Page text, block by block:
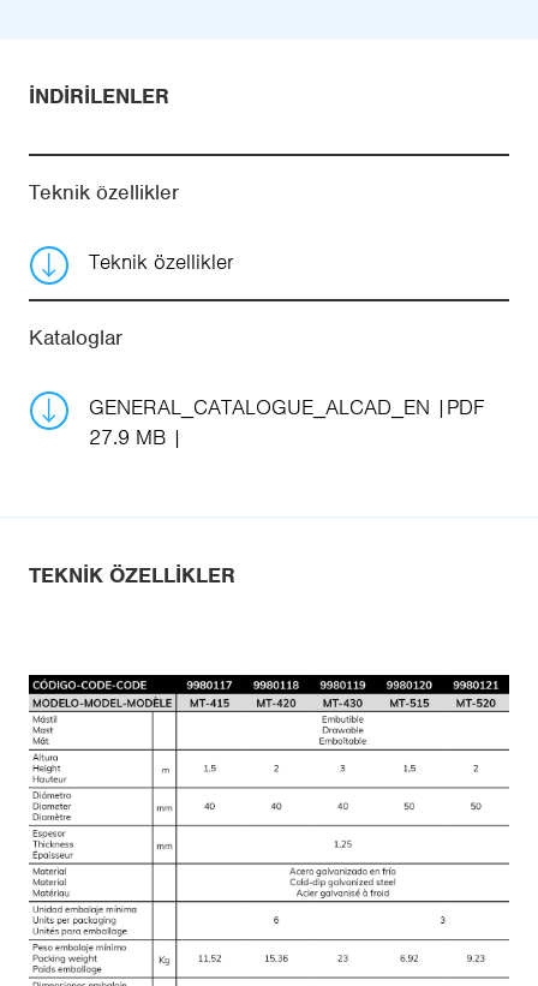
İNDIRILENLER
Teknik özellikler
Teknik özellikler
Kataloglar
GENERAL_CATALOGUE_ALCAD_EN
PDF
27.9 MB
TEKNIK ÖZELLIKLER